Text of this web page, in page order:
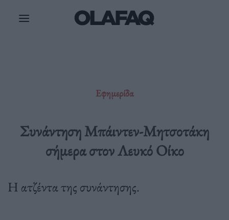
Εφημερίδα
Συνάντηση Μπάιντεν-Μητσοτάκη
σήμερα στον Λευκό Οίκο
Η ατζέντα της συνάντησης.